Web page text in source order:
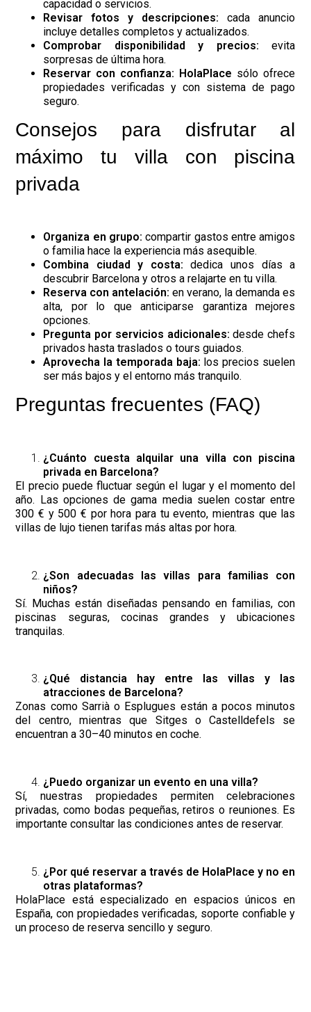
capacidad o servicios.
Revisar fotos y descripciones: cada anuncio
incluye detalles completos y actualizados.
Comprobar disponibilidad y precios:evita
sorpresas de última hora.
Reservar con confianza: HolaPlace sólo ofrece
propiedades verificadas y con sistema de pago
seguro.
Consejos para disfrutar al
máximo tu villa con piscina
privada
Organiza en grupo:compartir gastos entre amigos
o familia hace la experiencia más asequible.
Combina ciudad y costa:dedica unos días a
descubrir Barcelona y otros a relajarte en tu villa.
Reserva con antelación: en verano, la demanda es
alta, por lo que anticiparse garantiza mejores
opciones.
Pregunta por servicios adicionales:desde chefs
privados hasta traslados o tours guiados.
Aprovecha la temporada baja: los precios suelen
ser más bajos y el entorno más tranquilo.
Preguntas frecuentes (FAQ)
¿Cuánto cuesta alquilar una villa con piscina
privada en Barcelona?
El precio puede fluctuar según el lugar y el momento del
año. Las opciones de gama media suelen costar entre
300 € y 500 € por hora para tu evento, mientras que las
villas de lujo tienen tarifas más altas por hora.
¿Son adecuadas las villas para familias con
niños?
Sí. Muchas están diseñadas pensando en familias, con
piscinas seguras, cocinas grandes y ubicaciones
tranquilas.
¿Qué distancia hay entre las villas y las
atracciones de Barcelona?
Zonas como Sarrià o Esplugues están a pocos minutos
del centro, mientras que Sitges o Castelldefels se
encuentran a 30–40 minutos en coche.
¿Puedo organizar un evento en una villa?
Sí, nuestras propiedades permiten celebraciones
privadas, como bodas pequeñas, retiros o reuniones. Es
importante consultar las condiciones antes de reservar.
¿Por qué reservar a través de HolaPlace y no en
otras plataformas?
HolaPlace está especializado en espacios únicos en
España, con propiedades verificadas, soporte confiable y
un proceso de reserva sencillo y seguro.